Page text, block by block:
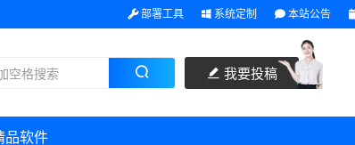
部署工具 系统定制 本站公告
我要投稿
品软件